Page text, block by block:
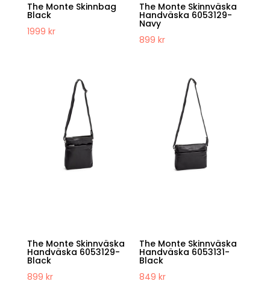
The Monte Skinnbag
Black
1999 kr
The Monte Skinnväska
Handväska 6053129-
Navy
899kr
The Monte Skinnväska
Handväska 6053129-
Black
899 kr
The Monte Skinnväska
Handväska 6053131-
Black
849kr